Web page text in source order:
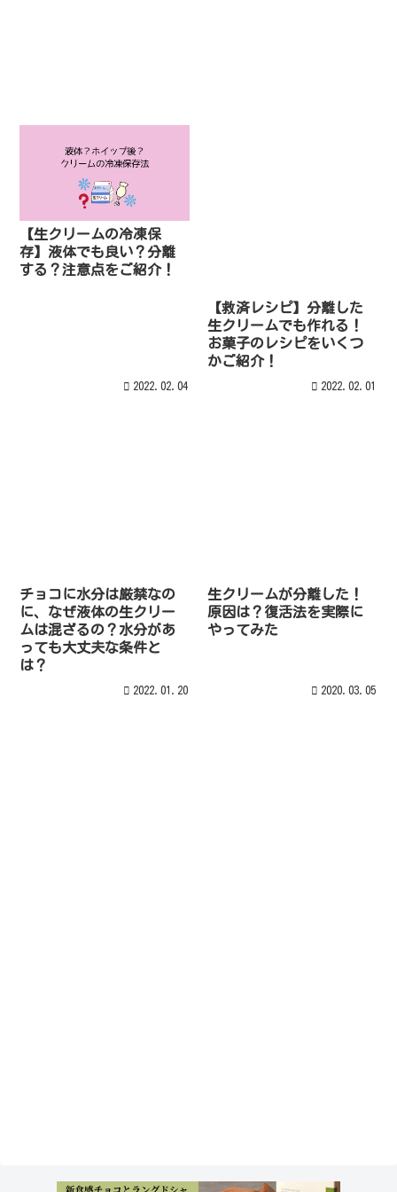
【生クリームの冷凍保
存】液体でも良い？分離
する？注意点をご紹介！
2022.02.04
【救済レシピ】分離した
生クリームでも作れる！
お菓子のレシピをいくつ
かご紹介！
2022.02.01
チョコに水分は厳禁なの
に、なぜ液体の生クリー
ムは混ざるの？水分があ
っても大丈夫な条件と
は？
2022.01.20
生クリームが分離した！
原因は？復活法を実際に
やってみた
2020.03.05